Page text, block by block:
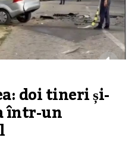
doi tineri și-
într-un